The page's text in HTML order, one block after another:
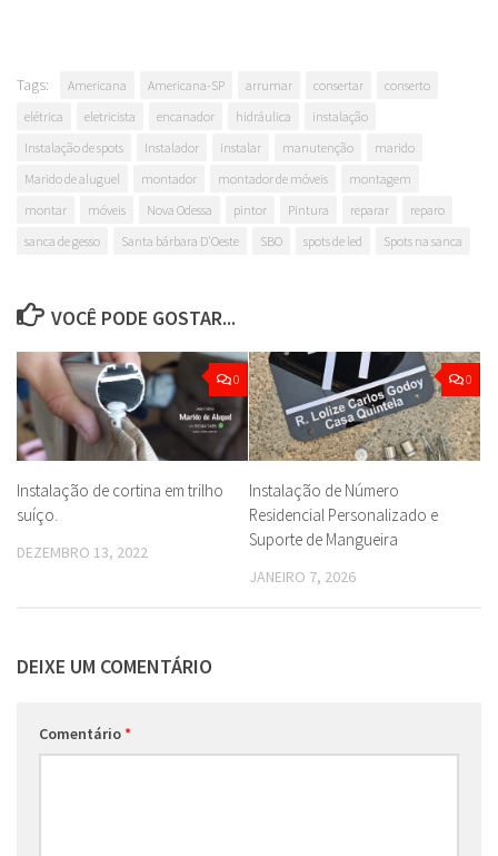
Tags: Americana Americana-SP arrumar consertar
conserto
elétrica
eletricista encanador hidráulica
instalação
Instalação de spots
Instalador instalar manutenção
marido
Marido de aluguel
montador montador de móveis
montagem
montar
móveis Nova Odessa pintor Pintura reparar
reparo
sanca de gesso
Santa bárbara D'Oeste SBO spots de led Spots na sanca
VOCÊ PODE GOSTAR...
0
Instalação de cortina em trilho
suíço.
DEZEMBRO 13, 2022
0
Instalação de Número
Residencial Personalizado e
Suporte de Mangueira
JANEIRO 7, 2026
DEIXE UM COMENTÁRIO
Comentário*